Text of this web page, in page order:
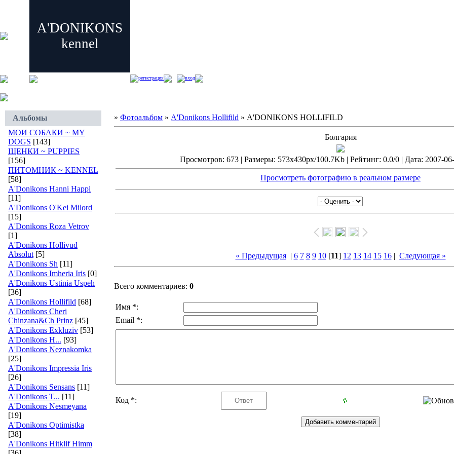
A'DONIKONS
kennel
регистрация вход
Альбомы
МОИ СОБАКИ ~ MY
DOGS [143]
ЩЕНКИ ~ PUPPIES
[156]
ПИТОМНИК ~ KENNEL
[58]
A'Donikons Hanni Happi
[11]
A'Donikons O'Kei Milord
[15]
A'Donikons Roza Vetrov
[1]
A'Donikons Hollivud
Absolut [5]
A'Donikons Sh [11]
A'Donikons Imheria Iris [0]
A'Donikons Ustinia Uspeh
[36]
A'Donikons Hollifild [68]
A'Donikons Cheri
Chinzana&Ch Prinz [45]
A'Donikons Exkluziv [53]
A'Donikons H... [93]
A'Donikons Neznakomka
[25]
A'Donikons Impressia Iris
[26]
A'Donikons Sensans [11]
A'Donikons T... [11]
A'Donikons Nesmeyana
[19]
A'Donikons Optimistka
[38]
A'Donikons Hitklif Himm
» Фотоальбом » A'Donikons Hollifild » А'DONIKONS HOLLIFILD
Болгария
Просмотров: 673 | Размеры: 573x430px/100.7Kb | Рейтинг: 0.0/0 | Дата: 2007-
Просмотреть фотографию в реальном размере
« Предыдущая| 6 7 8 9 10[11] 12 13 14 15 16| Следующая »
Всего комментариев: 0
Имя *:
Email *:
Код *: